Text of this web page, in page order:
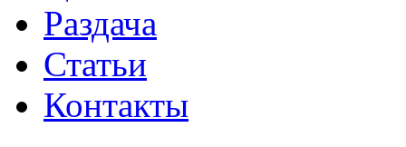
Раздача
Статьи
Контакты